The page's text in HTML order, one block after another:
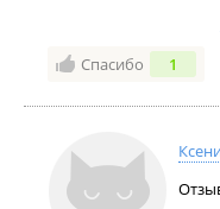
следующий звонок
на телефоне
которой мастер не
проблем и оценить
труда), в общем,
в Китае, ждет. Вот
Спасибо 1